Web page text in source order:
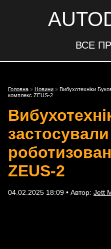
ВСЕ
Головна » Новини » Вибухотехніки
комплекс ZEUS-2
застосували
ZEUS-2
04.02.2025 18:09 • Автор: Jett